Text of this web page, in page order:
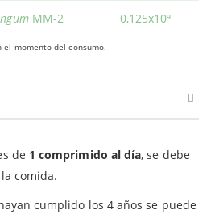
MM-2 0,125x10⁹
momento del consumo.
de 1 comprimido al día, se debe
comida.
cumplido los 4 años se puede